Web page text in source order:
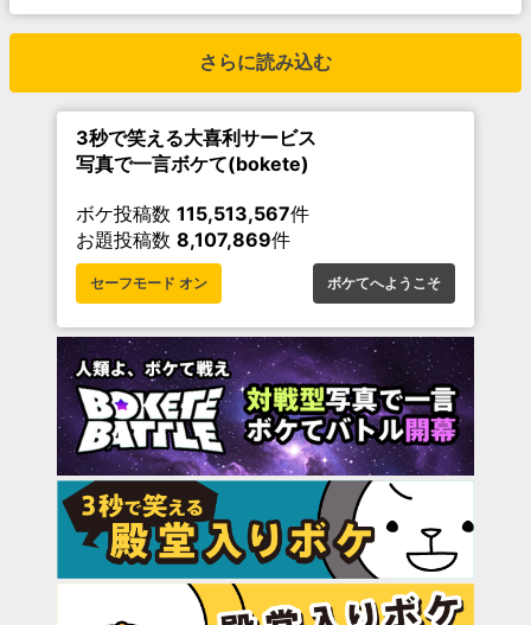
さらに読み込む
3秒で笑える大喜利サービス
写真で一言ボケて(bokete)
ボケ投稿数 115,513,567件
お題投稿数 8,107,869件
セーフモード オン ボケてへようこそ